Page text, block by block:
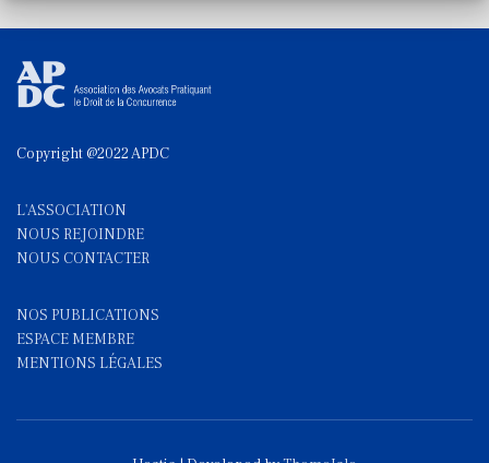
Copyright @2022 APDC
L'ASSOCIATION
NOUS REJOINDRE
NOUS CONTACTER
NOS PUBLICATIONS
ESPACE MEMBRE
MENTIONS LÉGALES